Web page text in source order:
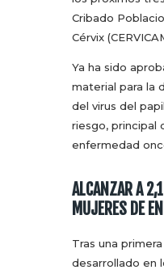
Cribado
Cérvix
Ya ha sido
material para la
del virus del
riesgo, principal
enfermedad
ALCANZAR A
MUJERES DE
Tras una
desarrollado en